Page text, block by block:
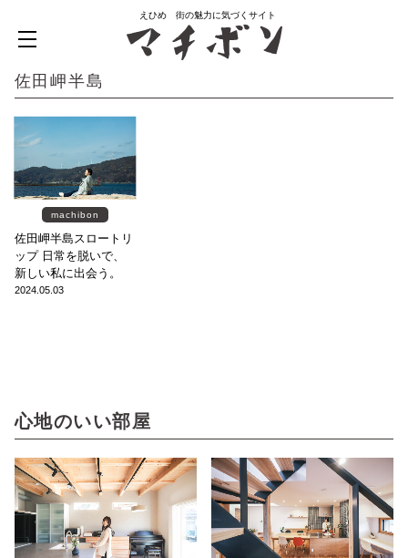
えひめ 街の魅力に気づくサイト
佐田岬半島
machibon
佐田岬半島スロートリ
ップ 日常を脱いで、
新しい私に出会う。
2024.05.03
心地のいい部屋